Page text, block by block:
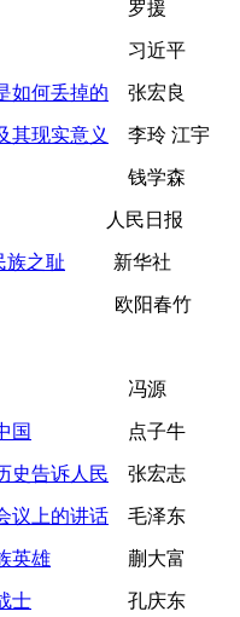
援
习近平
如何丢掉的 张宏良
其现实意义 李玲 江宇
学森
人民日报
族之耻 新华社
阳春竹
源
国 点子牛
史告诉人民 张宏志
议上的讲话 毛泽东
英雄 蒯大富
士 孔庆东